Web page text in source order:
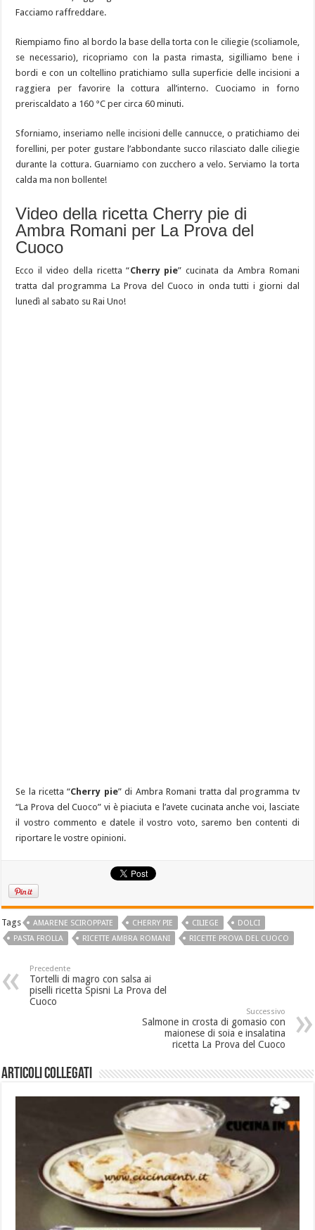
Facciamo raffreddare.
Riempiamo fino al bordo la base della torta con le ciliegie (scoliamole,
se necessario), ricopriamo con la pasta rimasta, sigilliamo bene i
bordi e con un coltellino pratichiamo sulla superficie delle incisioni a
raggiera per favorire la cottura all’interno. Cuociamo in forno
preriscaldato a 160 °C per circa 60 minuti.
Sforniamo, inseriamo nelle incisioni delle cannucce, o pratichiamo dei
forellini, per poter gustare l’abbondante succo rilasciato dalle ciliegie
durante la cottura. Guarniamo con zucchero a velo. Serviamo la torta
calda ma non bollente!
Video della ricetta Cherry pie di
Ambra Romani per La Prova del
Cuoco
Ecco il video della ricetta “Cherry pie” cucinata da Ambra Romani
tratta dal programma La Prova del Cuoco in onda tutti i giorni dal
lunedì al sabato su Rai Uno!
Se la ricetta “Cherry pie” di Ambra Romani tratta dal programma tv
“La Prova del Cuoco” vi è piaciuta e l’avete cucinata anche voi, lasciate
il vostro commento e datele il vostro voto, saremo ben contenti di
riportare le vostre opinioni.
Tags AMARENE SCIROPPATE CHERRY PIE CILIEGE
DOLCI
PASTA FROLLA
RICETTE AMBRA ROMANI RICETTE PROVA DEL CUOCO
Precedente
Tortelli di magro con salsa ai
piselli ricetta Spisni La Prova del
Cuoco
Successivo
Salmone in crosta di gomasio con
maionese di soia e insalatina
ricetta La Prova del Cuoco
Articoli collegati